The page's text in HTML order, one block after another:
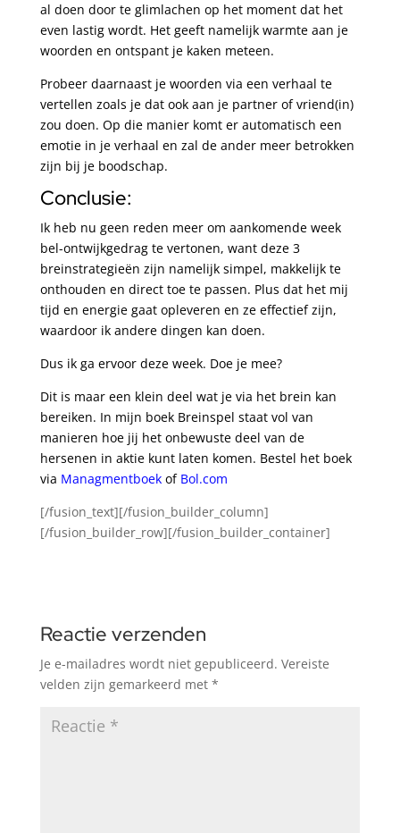
al doen door te glimlachen op het moment dat het
even lastig wordt. Het geeft namelijk warmte aan je
woorden en ontspant je kaken meteen.
Probeer daarnaast je woorden via een verhaal te
vertellen zoals je dat ook aan je partner of vriend(in)
zou doen. Op die manier komt er automatisch een
emotie in je verhaal en zal de ander meer betrokken
zijn bij je boodschap.
Conclusie:
Ik heb nu geen reden meer om aankomende week
bel-ontwijkgedrag te vertonen, want deze 3
breinstrategieën zijn namelijk simpel, makkelijk te
onthouden en direct toe te passen. Plus dat het mij
tijd en energie gaat opleveren en ze effectief zijn,
waardoor ik andere dingen kan doen.
Dus ik ga ervoor deze week. Doe je mee?
Dit is maar een klein deel wat je via het brein kan
bereiken. In mijn boek Breinspel staat vol van
manieren hoe jij het onbewuste deel van de
hersenen in aktie kunt laten komen. Bestel het boek
via Managmentboekof Bol.com
[/fusion_text][/fusion_builder_column]
[/fusion_builder_row][/fusion_builder_container]
Reactie verzenden
Je e-mailadres wordt niet gepubliceerd. Vereiste
velden zijn gemarkeerd met *